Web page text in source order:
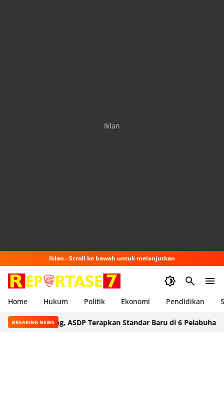
Iklan
Iklan - Scroll ke bawah untuk melanjutkan
Home Hukum Politik Ekonomi Pendidikan
BREAKING NEWSASDP Terapkan Standar Baru di 6 Pelabuhan